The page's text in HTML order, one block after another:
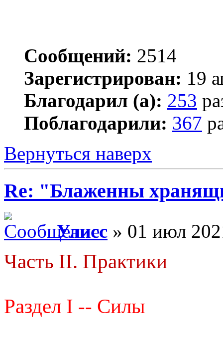
Сообщений: 2514
Зарегистрирован: 19
Благодарил (а): 253
Поблагодарили: 367
Вернуться наверх
Re: "Блаженны
Улисс » 01 июл
Часть II. Практики
Раздел I -- Силы